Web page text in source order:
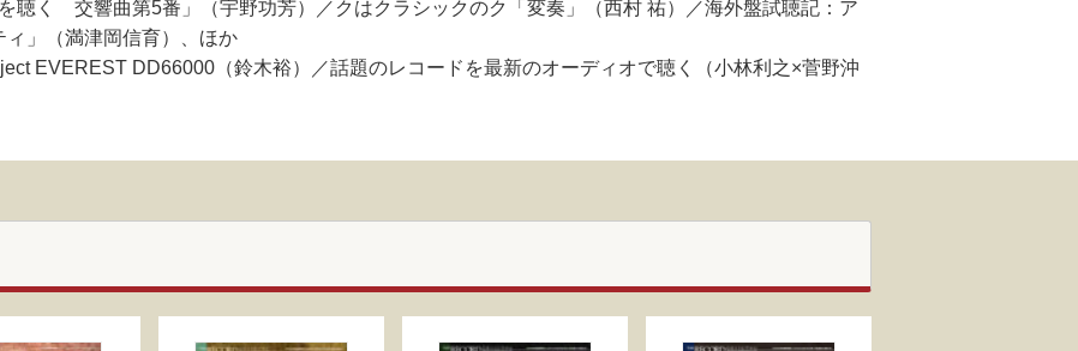
聴く 交響曲第5番」（宇野功芳）／クはクラシックのク「変奏」（西村 祐）／海外盤試聴記：ア
」（満津岡信育）、ほか
EVEREST DD66000（鈴木裕）／話題のレコードを最新のオーディオで聴く（小林利之×菅野沖